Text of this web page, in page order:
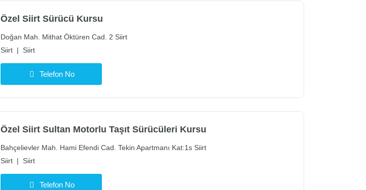
Özel Siirt Sürücü Kursu
Doğan Mah. Mithat Öktüren Cad. 2 Siirt
Siirt | Siirt
Telefon No
Özel Siirt Sultan Motorlu Taşıt Sürücüleri Kursu
Bahçelievler Mah. Hami Efendi Cad. Tekin Apartmanı Kat:1s Siirt
Siirt | Siirt
Telefon No